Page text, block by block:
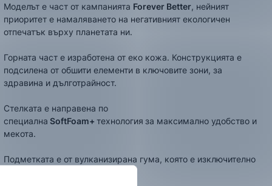
Mоделът е част от кампанията Forever Better, нейният
приоритет е намаляването на негативният екологичен
отпечатък върху планетата ни.
Горната част е изработена от еко кожа. Конструкцията е
подсилена от обшити елементи в ключовите зони, за
здравина и дълготрайност.
Стелката е направена по
специална SoftFoam+ технология за максимално удобство и
мекота.
Подметката е от вулканизирана гума, която е изключително